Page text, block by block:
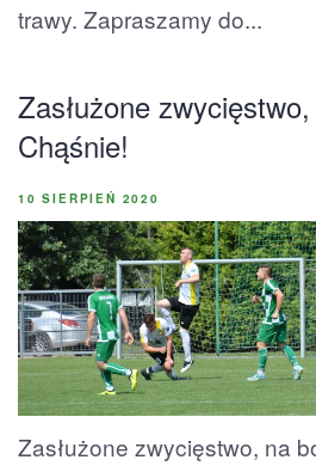
trawy. Zapraszamy do...
Zasłużone
Chąśnie!
10 SIERPIEŃ 2020
Zasłużone zwycięstwo, na